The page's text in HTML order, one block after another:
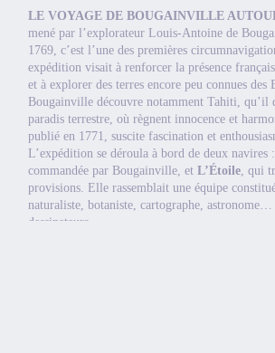
LE VOYAGE DE BOUGAINVILLE
mené par l’explorateur Louis-Antoine de
1769, c’est l’une des premières
expédition visait à renforcer la présence
et à explorer des terres encore peu connues des
Bougainville découvre notamment Tahiti, qu’il
paradis terrestre, où règnent innocence et
publié en 1771, suscite fascination et
L’expédition se déroula à bord de deux navires :
commandée par Bougainville, et L’Étoile, qui
provisions. Elle rassemblait une équipe
naturaliste, botaniste, cartographe, astronome…
dessinateurs.